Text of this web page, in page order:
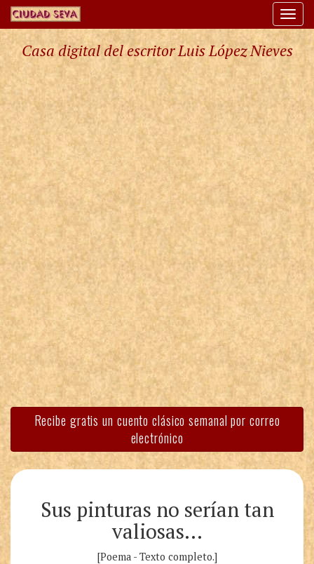
Casa digital del escritor Luis López Nieves
Recibe gratis un cuento clásico semanal por correo
electrónico
Sus pinturas no serían tan
valiosas…
[Poema - Texto completo.]